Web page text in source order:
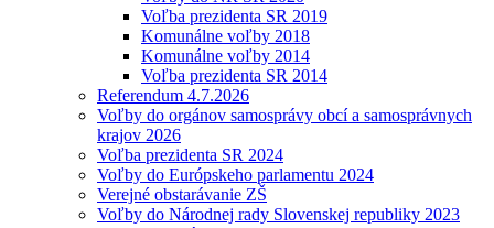
Voľba prezidenta SR 2019
Komunálne voľby 2018
Komunálne voľby 2014
Voľba prezidenta SR 2014
Referendum 4.7.2026
Voľby do orgánov samosprávy obcí a samosprávnych
krajov 2026
Voľba prezidenta SR 2024
Voľby do Európskeho parlamentu 2024
Verejné obstarávanie ZŠ
Voľby do Národnej rady Slovenskej republiky 2023